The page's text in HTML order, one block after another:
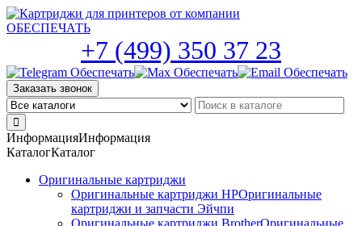
Skip
to
+7 (499) 350 37 23
Заказать звонок
ИнформацияИнформация
КаталогКаталог
Оригинальные картриджи
Оригинальные картриджи HPОригинальные
картриджи и запчасти Эйчпи
Оригинальные картриджи BrotherОригинальные